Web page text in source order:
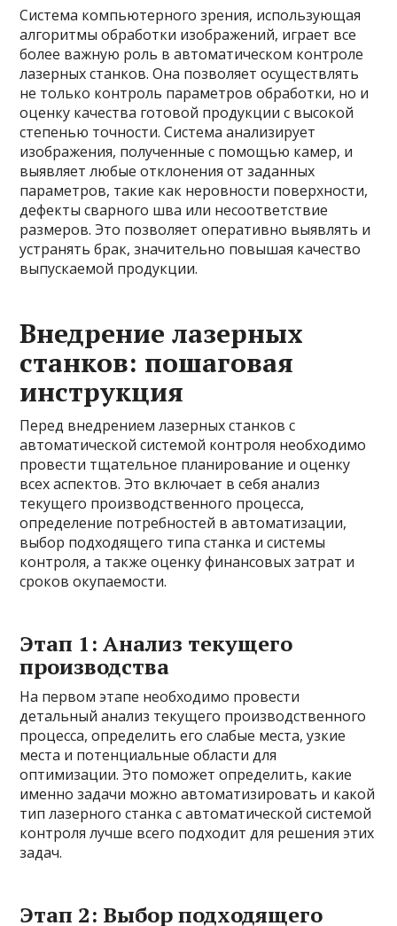
Система компьютерного зрения, использующая
алгоритмы обработки изображений, играет все
более важную роль в автоматическом контроле
лазерных станков. Она позволяет осуществлять
не только контроль параметров обработки, но и
оценку качества готовой продукции с высокой
степенью точности. Система анализирует
изображения, полученные с помощью камер, и
выявляет любые отклонения от заданных
параметров, такие как неровности поверхности,
дефекты сварного шва или несоответствие
размеров. Это позволяет оперативно выявлять и
устранять брак, значительно повышая качество
выпускаемой продукции.
Внедрение лазерных
станков: пошаговая
инструкция
Перед внедрением лазерных станков с
автоматической системой контроля необходимо
провести тщательное планирование и оценку
всех аспектов. Это включает в себя анализ
текущего производственного процесса,
определение потребностей в автоматизации,
выбор подходящего типа станка и системы
контроля, а также оценку финансовых затрат и
сроков окупаемости.
Этап 1: Анализ текущего
производства
На первом этапе необходимо провести
детальный анализ текущего производственного
процесса, определить его слабые места, узкие
места и потенциальные области для
оптимизации. Это поможет определить, какие
именно задачи можно автоматизировать и какой
тип лазерного станка с автоматической системой
контроля лучше всего подходит для решения этих
задач.
Этап 2: Выбор подходящего